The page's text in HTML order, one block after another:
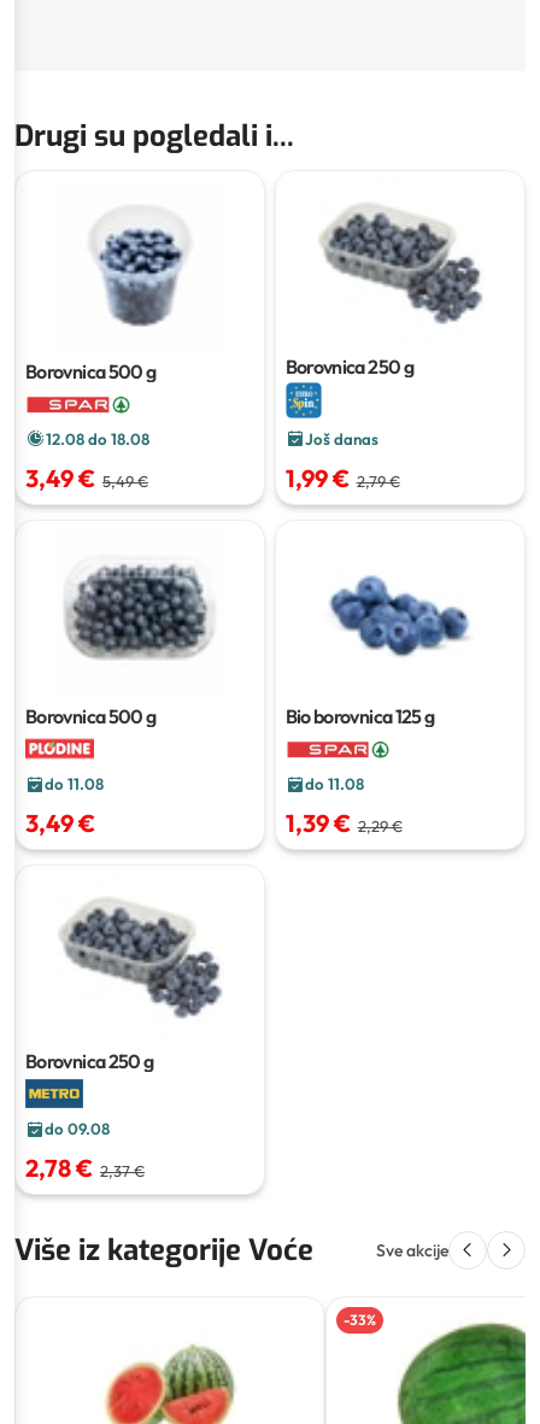
Drugi su pogledali i...
Borovnica500 g
12.08 do 18.08
3,49 € 5,49 €
Borovnica250 g
Još danas
1,99 € 2,79 €
Borovnica500 g
do 11.08
3,49 €
Bio borovnica125 g
do 11.08
1,39 € 2,29 €
Borovnica250 g
do 09.08
2,78 € 2,37 €
Više iz kategorije Voće Sve akcije
-33%